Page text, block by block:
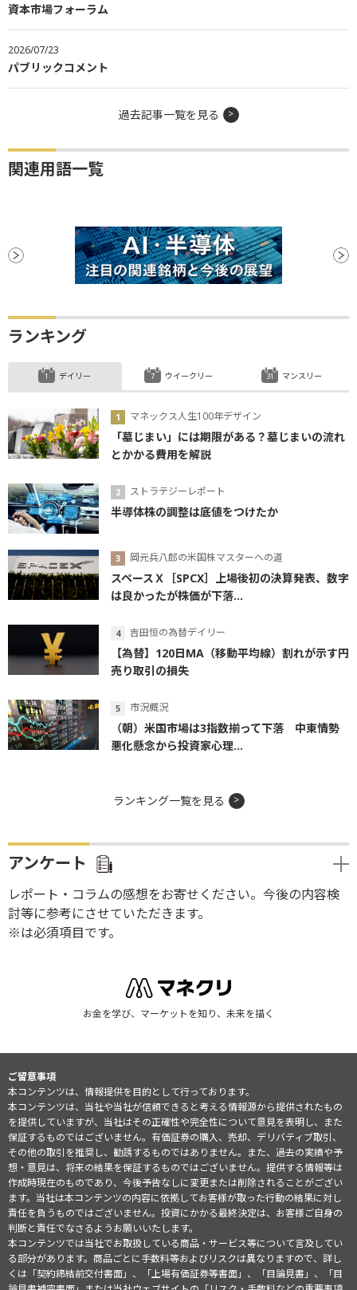
資本市場フォーラム
2026/07/23
パブリックコメント
過去記事一覧を見る
関連用語一覧
ランキング
デイリー
マネックス人生100年デザイン
「墓じまい」には期限がある？墓じまいの流れ
とかかる費用を解説
ストラテジーレポート
半導体株の調整は底値をつけたか
岡元兵八郎の米国株マスターへの道
スペースＸ［SPCX］上場後初の決算発表、数字
は良かったが株価が下落...
吉田恒の為替デイリー
【為替】120日MA（移動平均線）割れが示す円
売り取引の損失
市況概況
（朝）米国市場は3指数揃って下落 中東情勢
悪化懸念から投資家心理...
ウイークリー マンスリー
ランキング一覧を見る
アンケート
レポート・コラムの感想をお寄せください。今後の内容検
討等に参考にさせていただきます。
※は必須項目です。
お金を学び、マーケットを知り、未来を描く
ご留意事項
本コンテンツは、情報提供を目的として行っております。
本コンテンツは、当社や当社が信頼できると考える情報源から提供されたもの
を提供していますが、当社はその正確性や完全性について意見を表明し、また
保証するものではございません。有価証券の購入、売却、デリバティブ取引、
その他の取引を推奨し、勧誘するものではありません。また、過去の実績や予
想・意見は、将来の結果を保証するものではございません。提供する情報等は
作成時現在のものであり、今後予告なしに変更または削除されることがござい
ます。当社は本コンテンツの内容に依拠してお客様が取った行動の結果に対し
責任を負うものではございません。投資にかかる最終決定は、お客様ご自身の
判断と責任でなさるようお願いいたします。
本コンテンツでは当社でお取扱している商品・サービス等について言及してい
る部分があります。商品ごとに手数料等およびリスクは異なりますので、詳し
くは「契約締結前交付書面」、「上場有価証券等書面」、「目論見書」、「目